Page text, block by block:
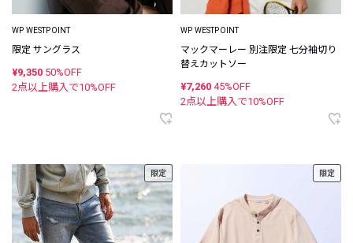
WP WESTPOINT
限定 サングラス
¥9,350 50%OFF
2点以上購入で10%OFF
WP WESTPOINT
マックマーレー 別注限定 七分袖切り
替えカットソー
¥7,260 45%OFF
2点以上購入で10%OFF
限定 限定